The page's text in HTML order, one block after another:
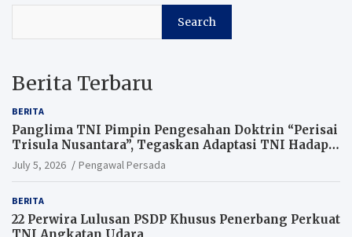
Search
Berita Terbaru
BERITA
Panglima TNI Pimpin Pengesahan Doktrin “Perisai
Trisula Nusantara”, Tegaskan Adaptasi TNI Hadapi
Perang Modern
July 5, 2026 Pengawal Persada
BERITA
22 Perwira Lulusan PSDP Khusus Penerbang Perkuat